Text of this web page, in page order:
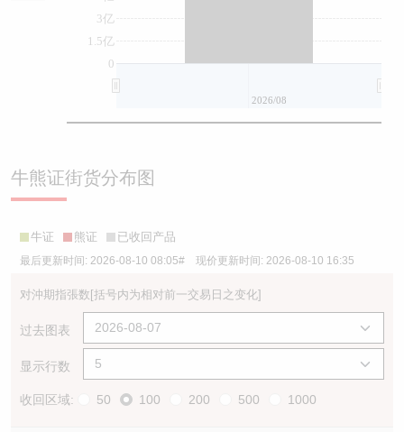
0
1.5亿
3亿
2026/08
牛熊证街货分布图
牛证 熊证 已收回产品
最后更新时间: 2026-08-10 08:05# 现价更新时间: 2026-08-10 16:35
对沖期指張数[括号内为相对前一交易日之变化]
过去图表
显示行数
收回区域: 50 100 200 500 1000